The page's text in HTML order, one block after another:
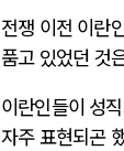
전쟁 이전 이란
품고 있었던 것
이란인들이 성
자주 표현되곤